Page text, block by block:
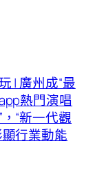
| 廣州成“最
熱門演唱
“新一代觀
顯行業動能